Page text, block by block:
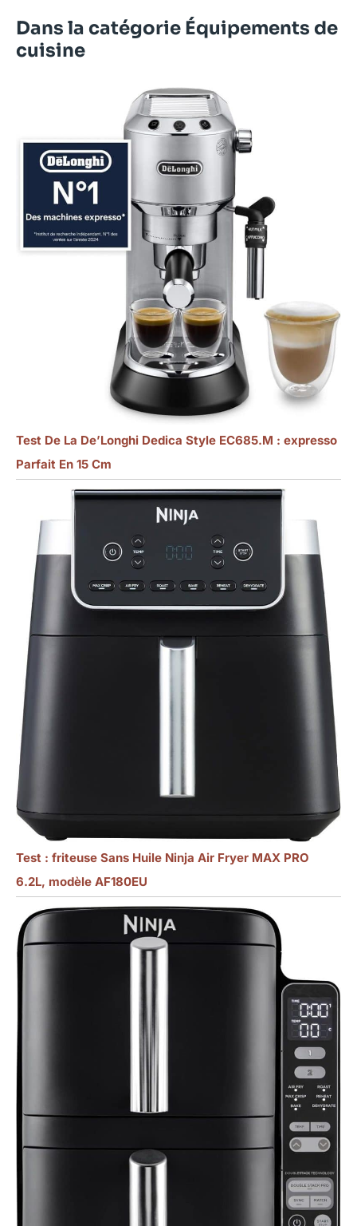
Dans la catégorie Équipements de
cuisine
Test De La De’Longhi Dedica Style EC685.M : expresso
Parfait En 15 Cm
Test : friteuse Sans Huile Ninja Air Fryer MAX PRO
6.2L, modèle AF180EU